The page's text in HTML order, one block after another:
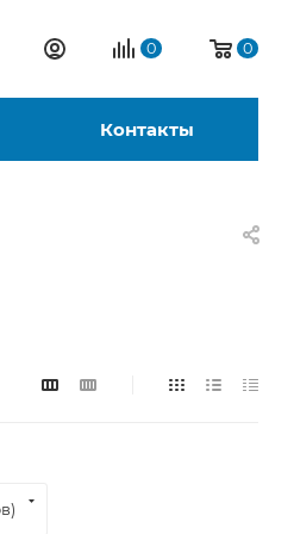
0 0
Контакты